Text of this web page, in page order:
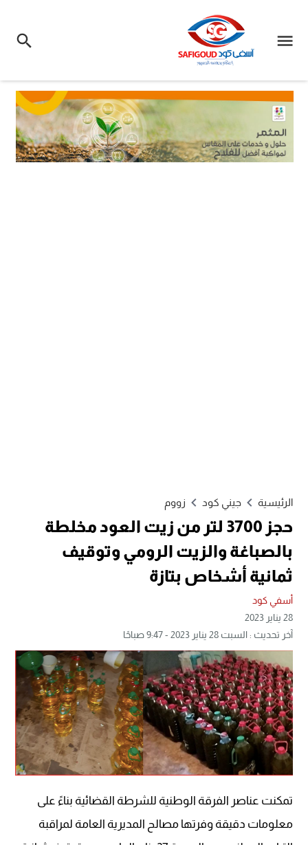
الرئيسية جيني كود زووم
حجز 3700 لتر من زيت العود مخلطة
بالصباغة والزيت الرومي وتوقيف
ثمانية أشخاص بتازة
أسفي كود
28 يناير 2023
آخر تحديث : السبت 28 يناير 2023 - 9:47 صباحًا
تمكنت عناصر الفرقة الوطنية للشرطة القضائية بناءً على
معلومات دقيقة وفرتها مصالح المديرية العامة لمراقبة